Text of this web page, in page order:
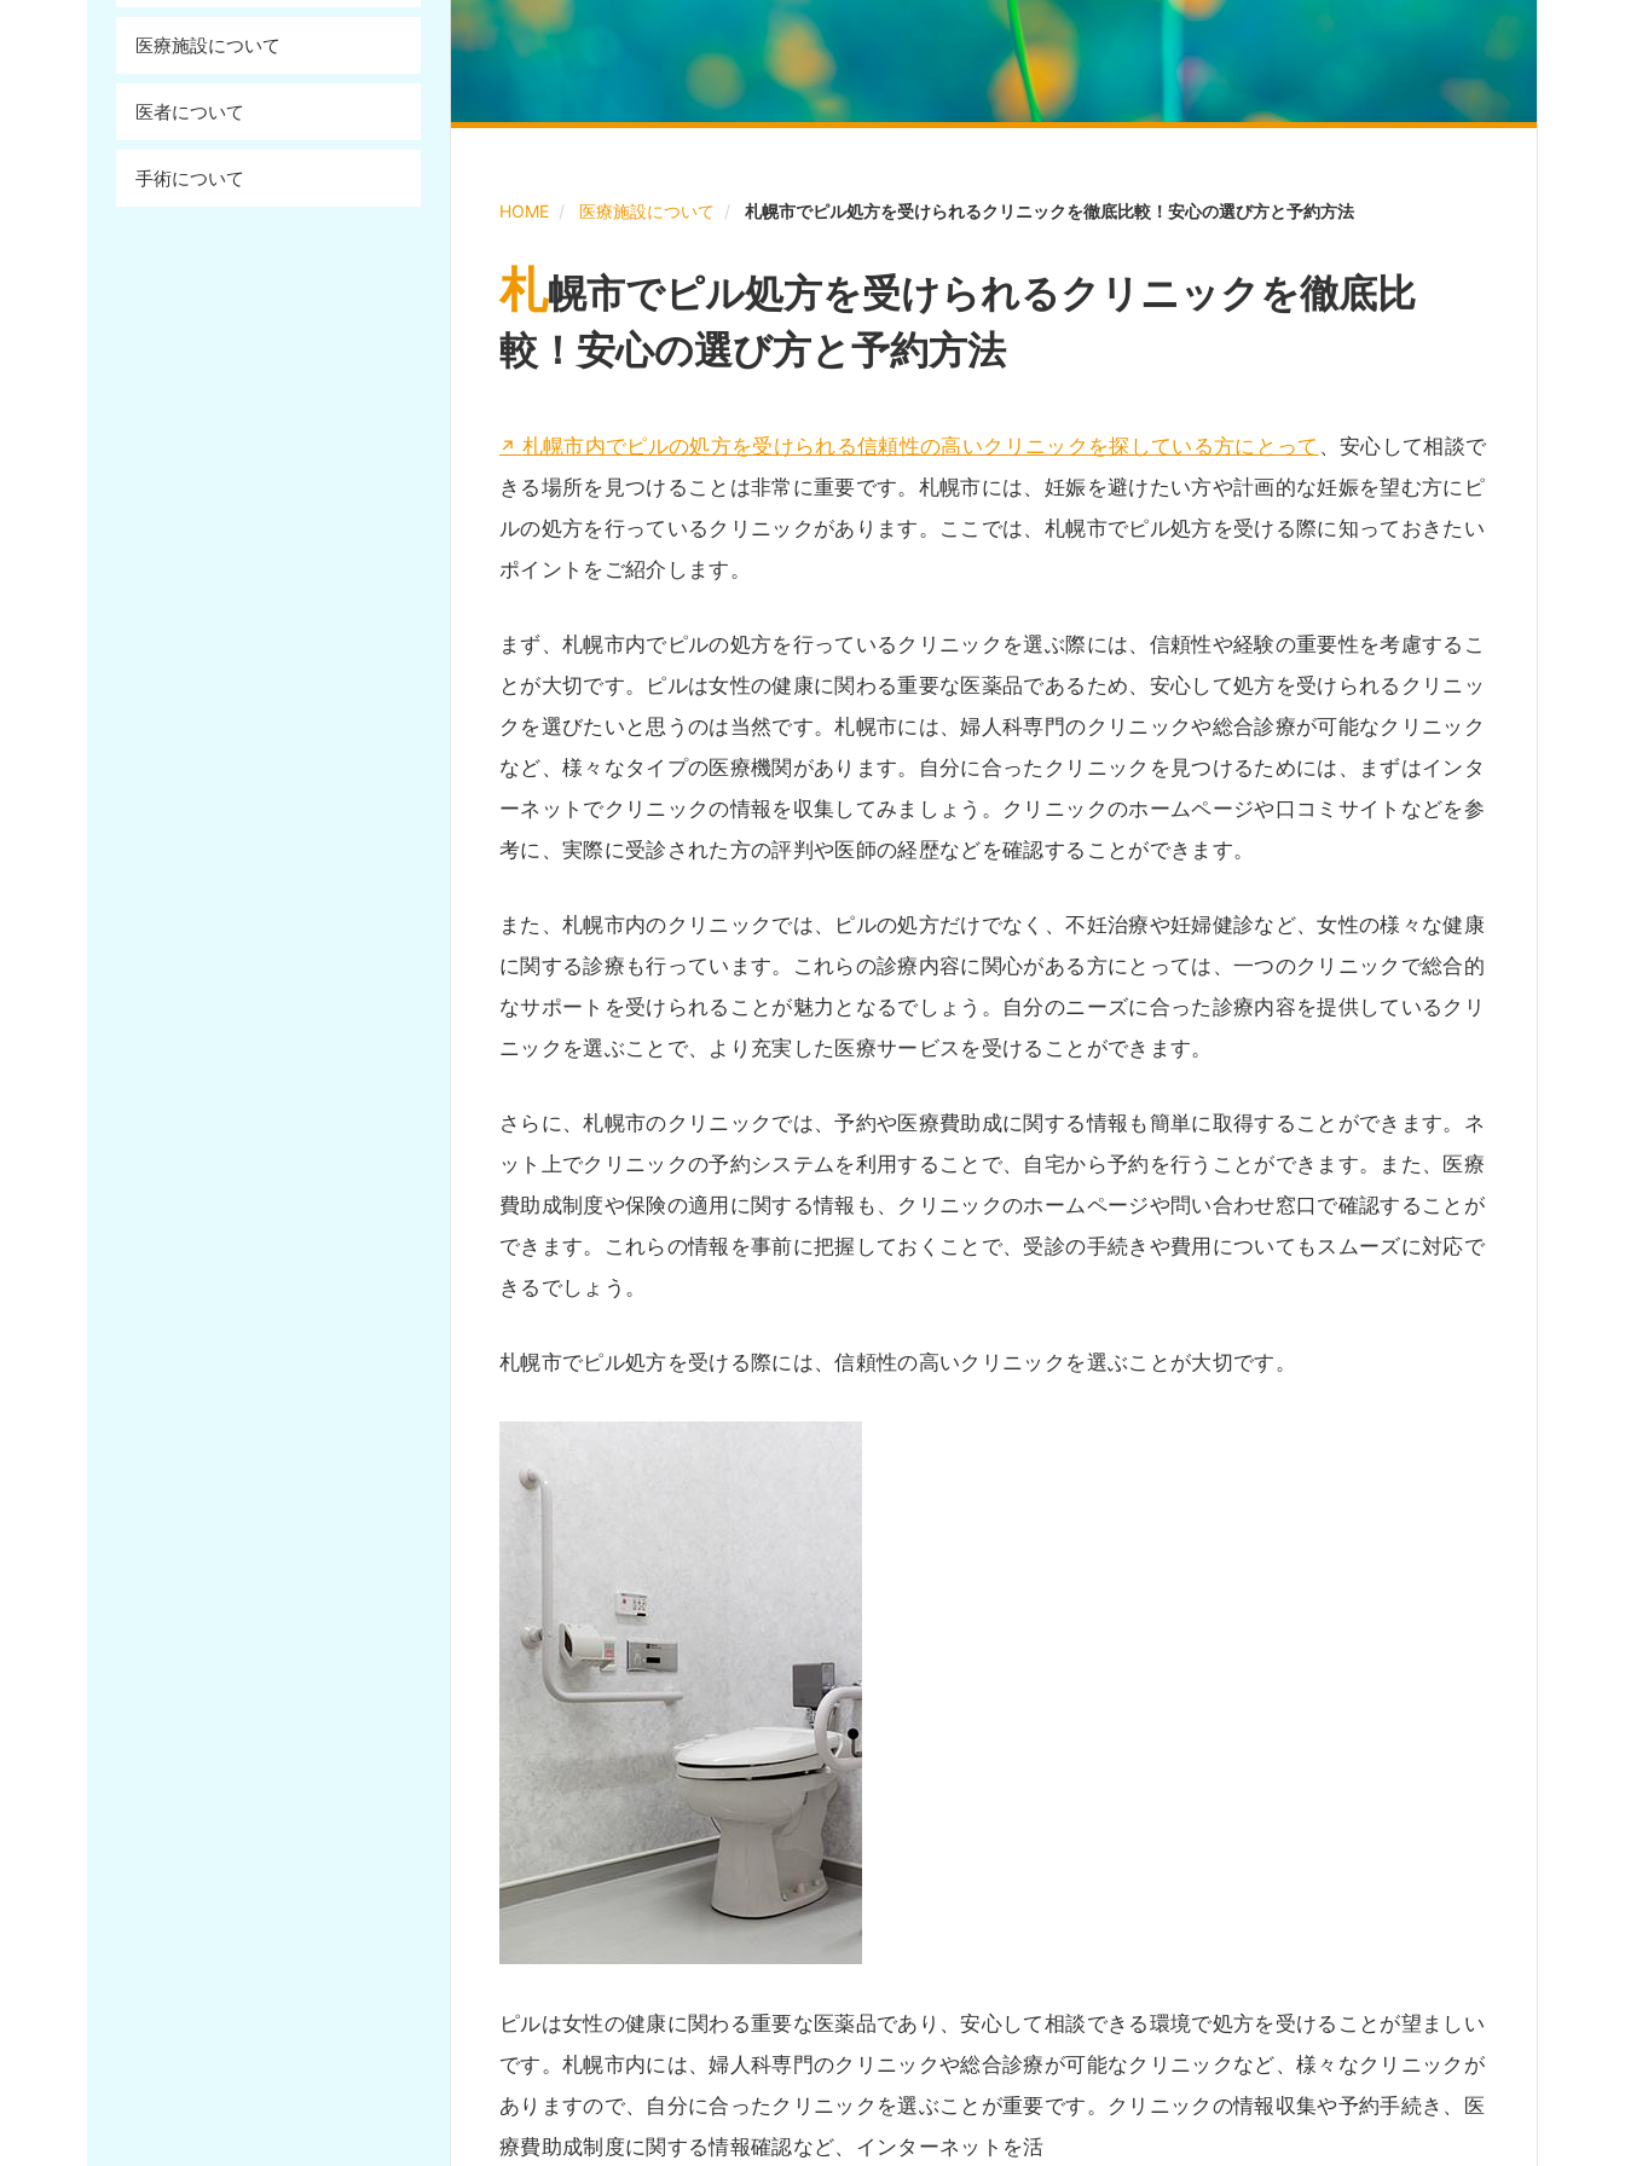
HOME 医療施設について 札幌市でピル処方を受けられるクリニックを徹底比較！安心の選び方と予約方法
札幌市でピル処方を受けられるクリニックを徹底比
較！安心の選び方と予約方法
札幌市内でピルの処方を受けられる信頼性の高いクリニックを探している方にとって 、安心して相談で
きる場所を見つけることは非常に重要です。札幌市には、妊娠を避けたい方や計画的な妊娠を望む方にピ
ルの処方を行っているクリニックがあります。ここでは、札幌市でピル処方を受ける際に知っておきたい
ポイントをご紹介します。
まず、札幌市内でピルの処方を行っているクリニックを選ぶ際には、信頼性や経験の重要性を考慮するこ
とが大切です。ピルは女性の健康に関わる重要な医薬品であるため、安心して処方を受けられるクリニッ
クを選びたいと思うのは当然です。札幌市には、婦人科専門のクリニックや総合診療が可能なクリニック
など、様々なタイプの医療機関があります。自分に合ったクリニックを見つけるためには、まずはインタ
ーネットでクリニックの情報を収集してみましょう。クリニックのホームページや口コミサイトなどを参
考に、実際に受診された方の評判や医師の経歴などを確認することができます。
また、札幌市内のクリニックでは、ピルの処方だけでなく、不妊治療や妊婦健診など、女性の様々な健康
に関する診療も行っています。これらの診療内容に関心がある方にとっては、一つのクリニックで総合的
なサポートを受けられることが魅力となるでしょう。自分のニーズに合った診療内容を提供しているクリ
ニックを選ぶことで、より充実した医療サービスを受けることができます。
さらに、札幌市のクリニックでは、予約や医療費助成に関する情報も簡単に取得することができます。ネ
ット上でクリニックの予約システムを利用することで、自宅から予約を行うことができます。また、医療
費助成制度や保険の適用に関する情報も、クリニックのホームページや問い合わせ窓口で確認することが
できます。これらの情報を事前に把握しておくことで、受診の手続きや費用についてもスムーズに対応で
きるでしょう。
札幌市でピル処方を受ける際には、信頼性の高いクリニックを選ぶことが大切です。
ピルは女性の健康に関わる重要な医薬品であり、安心して相談できる環境で処方を受けることが望ましい
です。札幌市内には、婦人科専門のクリニックや総合診療が可能なクリニックなど、様々なクリニックが
ありますので、自分に合ったクリニックを選ぶことが重要です。クリニックの情報収集や予約手続き、医
療費助成制度に関する情報確認など、インターネットを活
医療施設について
医者について
手術について